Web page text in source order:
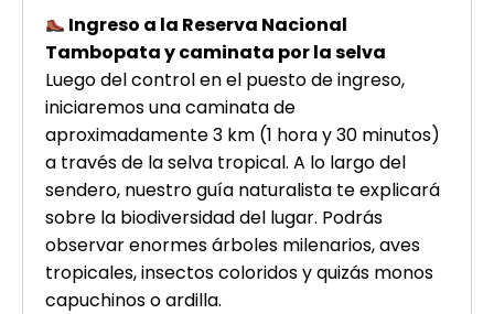
Ingreso a la Reserva Nacional
Tambopata y caminata por la selva
Luego del control en el puesto de ingreso,
iniciaremos una caminata de
aproximadamente 3 km (1 hora y 30 minutos)
a través de la selva tropical. A lo largo del
sendero, nuestro guía naturalista te explicará
sobre la biodiversidad del lugar. Podrás
observar enormes árboles milenarios, aves
tropicales, insectos coloridos y quizás monos
capuchinos o ardilla.